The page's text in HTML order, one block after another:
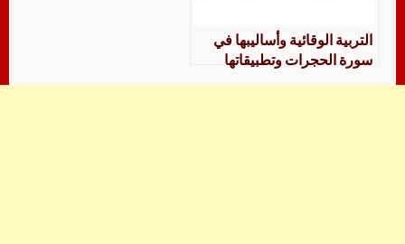
التربية الوقائية وأساليبها في
سورة الحجرات وتطبيقاتها